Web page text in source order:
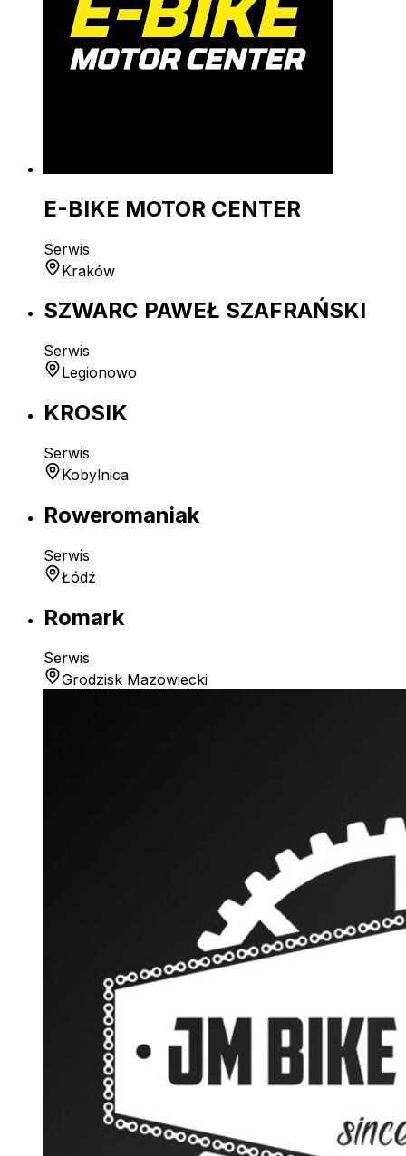
E-BIKE MOTOR CENTER
Serwis
Kraków
SZWARC PAWEŁ SZAFRAŃSKI
Serwis
Legionowo
KROSIK
Serwis
Kobylnica
Roweromaniak
Serwis
Łódź
Romark
Serwis
Grodzisk Mazowiecki